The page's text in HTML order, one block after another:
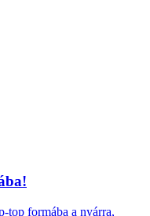
top formába a nyárra,